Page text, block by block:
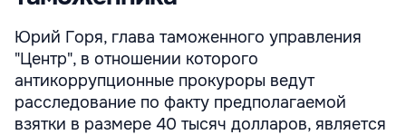
Юрий Горя, глава таможенного управления
"Центр", в отношении которого
антикоррупционные прокуроры ведут
расследование по факту предполагаемой
взятки в размере 40 тысяч долларов, является